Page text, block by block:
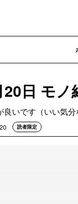
日 モノ
いです（いい気
読者限定